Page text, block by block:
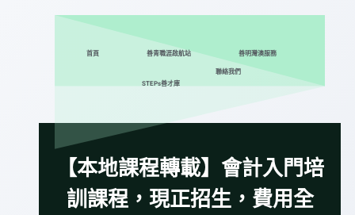
首頁 善青職涯啟航站 善明灣澳服務
STEPs善才庫
聯絡我們
【本地課程轉載】會計入門培
訓課程，現正招生，費用全